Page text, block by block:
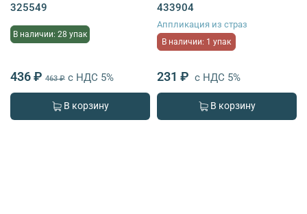
325549
В наличии: 28 упак
436 ₽ 463 ₽ с НДС 5%
В корзину
433904
Аппликация из страз
В наличии: 1 упак
231 ₽ с НДС 5%
В корзину